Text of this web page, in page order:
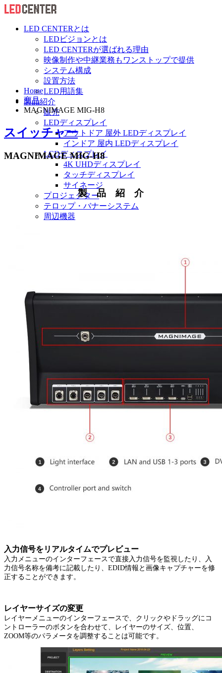
LED CENTERとは
LEDビジョンとは
LED CENTERが選ばれる理由
映像制作や中継業務もワンストップで提供
システム構成
設置方法
LED用語集
製品紹介
販売
LEDディスプレイ
アウトドア 屋外 LEDディスプレイ
インドア 屋内 LEDディスプレイ
LCDディスプレイ
4K UHDディスプレイ
タッチディスプレイ
サイネージ
プロジェクター
テロップ・バナーシステム
周辺機器
会社概要
ショールームの紹介
お問合せ
ショールーム見学について
FAQ
スタッフブログ
English
Home
商品
MAGNIMAGE MIG-H8
スイッチャー
MAGNIMAGE MIG-H8
製品 紹 介
入力信号をリアルタイムでプレビュー
入力メニューのインターフェースで直接入力信号を監視したり、入
力信号名称を備考に記載したり、EDID情報と画像キャプチャーを修
正することができます。
レイヤーサイズの変更
レイヤーメニューのインターフェースで、クリックやドラッグにコ
ントローラーのボタンを合わせて、レイヤーのサイズ、位置、
ZOOM等のパラメータを調整することは可能です。